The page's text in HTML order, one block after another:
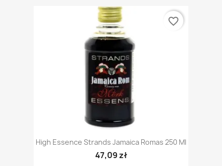
High Essence Strands Jamaica Romas 250 Ml
47,09 zł
favorite_border